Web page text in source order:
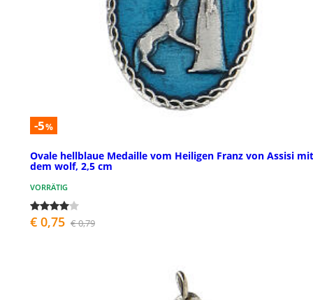
-5%
Ovale hellblaue Medaille vom Heiligen Franz von Assisi mit
dem wolf, 2,5 cm
VORRÄTIG
€ 0,75 € 0,79